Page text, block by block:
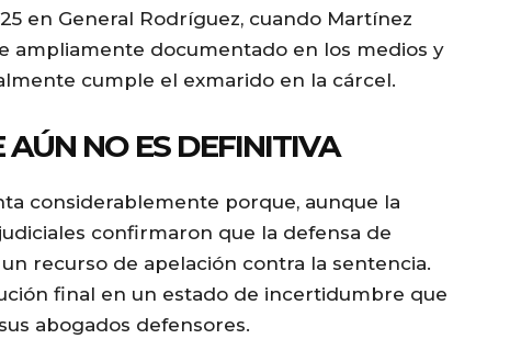
en General Rodríguez, cuando Martínez
ampliamente documentado en los medios y
cumple el exmarido en la cárcel.
NO ES DEFINITIVA
considerablemente porque, aunque la
confirmaron que la defensa de
recurso de apelación contra la sentencia.
final en un estado de incertidumbre que
abogados defensores.